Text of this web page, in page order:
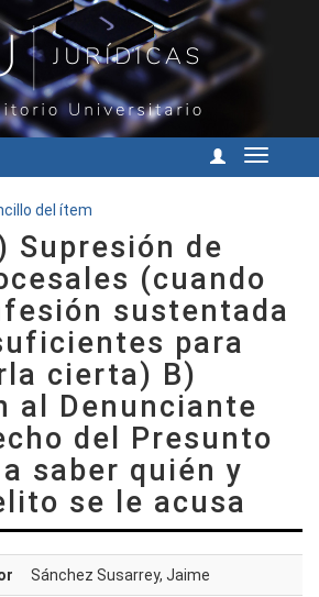
Cambiar
del ítem
Supresión de
(cuando
sustentada
para
cierta) B)
al Denunciante
del Presunto
saber quién y
se le acusa
Sánchez Susarrey, Jaime